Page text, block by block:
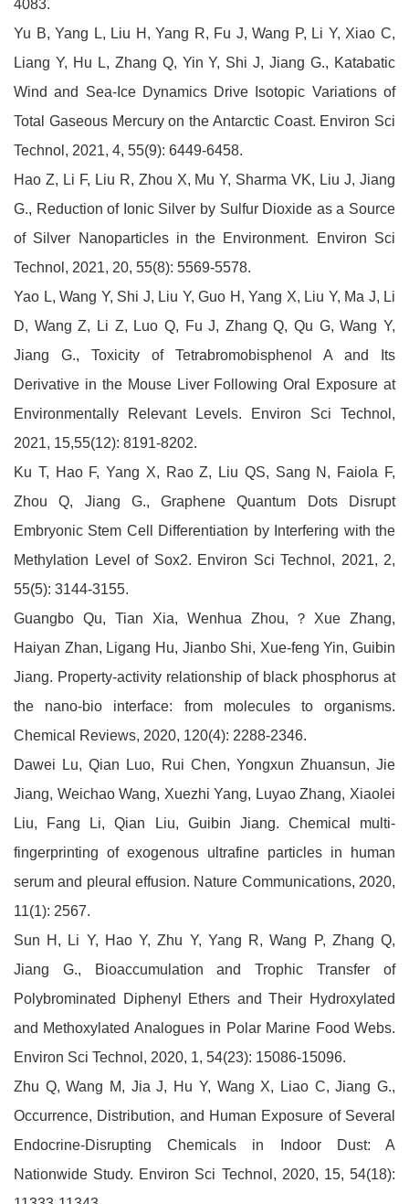
4083.
Yu B, Yang L, Liu H, Yang R, Fu J, Wang P, Li Y, Xiao C,
Liang Y, Hu L, Zhang Q, Yin Y, Shi J, Jiang G., Katabatic
Wind and Sea-Ice Dynamics Drive Isotopic Variations of
Total Gaseous Mercury on the Antarctic Coast. Environ Sci
Technol, 2021, 4, 55(9): 6449-6458.
Hao Z, Li F, Liu R, Zhou X, Mu Y, Sharma VK, Liu J, Jiang
G., Reduction of Ionic Silver by Sulfur Dioxide as a Source
of Silver Nanoparticles in the Environment. Environ Sci
Technol, 2021, 20, 55(8): 5569-5578.
Yao L, Wang Y, Shi J, Liu Y, Guo H, Yang X, Liu Y, Ma J, Li
D, Wang Z, Li Z, Luo Q, Fu J, Zhang Q, Qu G, Wang Y,
Jiang G., Toxicity of Tetrabromobisphenol A and Its
Derivative in the Mouse Liver Following Oral Exposure at
Environmentally Relevant Levels. Environ Sci Technol,
2021, 15,55(12): 8191-8202.
Ku T, Hao F, Yang X, Rao Z, Liu QS, Sang N, Faiola F,
Zhou Q, Jiang G., Graphene Quantum Dots Disrupt
Embryonic Stem Cell Differentiation by Interfering with the
Methylation Level of Sox2. Environ Sci Technol, 2021, 2,
55(5): 3144-3155.
Guangbo Qu, Tian Xia, Wenhua Zhou,？Xue Zhang,
Haiyan Zhan, Ligang Hu, Jianbo Shi, Xue-feng Yin, Guibin
Jiang. Property-activity relationship of black phosphorus at
the nano-bio interface: from molecules to organisms.
Chemical Reviews, 2020, 120(4): 2288-2346.
Dawei Lu, Qian Luo, Rui Chen, Yongxun Zhuansun, Jie
Jiang, Weichao Wang, Xuezhi Yang, Luyao Zhang, Xiaolei
Liu, Fang Li, Qian Liu, Guibin Jiang. Chemical multi-
fingerprinting of exogenous ultrafine particles in human
serum and pleural effusion. Nature Communications, 2020,
11(1): 2567.
Sun H, Li Y, Hao Y, Zhu Y, Yang R, Wang P, Zhang Q,
Jiang G., Bioaccumulation and Trophic Transfer of
Polybrominated Diphenyl Ethers and Their Hydroxylated
and Methoxylated Analogues in Polar Marine Food Webs.
Environ Sci Technol, 2020, 1, 54(23): 15086-15096.
Zhu Q, Wang M, Jia J, Hu Y, Wang X, Liao C, Jiang G.,
Occurrence, Distribution, and Human Exposure of Several
Endocrine-Disrupting Chemicals in Indoor Dust: A
Nationwide Study. Environ Sci Technol, 2020, 15, 54(18):